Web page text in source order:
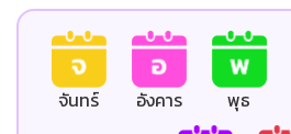
จันทร์ อังคาร พุธ